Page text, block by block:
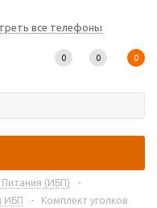
все телефоны
0 0 0
(ИБП)
-
ИБП
-
Комплект уголков